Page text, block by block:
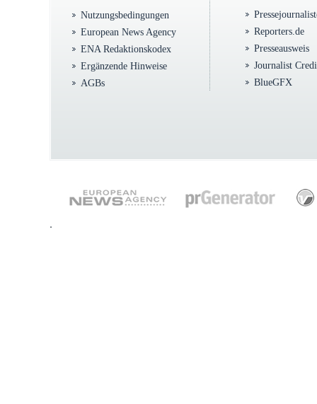
Nutzungsbedingungen
European News Agency
ENA Redaktionskodex
Ergänzende Hinweise
AGBs
Reporters.de
Presseausweis
Journalist
BlueGFX
.